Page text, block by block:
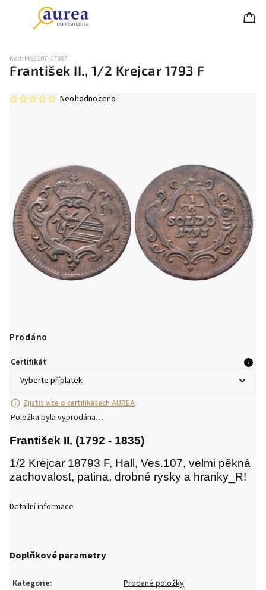
František II., 1/2 Krejcar 1793 F
Kód: M92107-1793F
Neohodnoceno
Prodáno
Certifikát ?
Zjistit více o certifikátech AUREA
Položka byla vyprodána…
František II. (1792 - 1835)
1/2 Krejcar 18793 F, Hall, Ves.107, velmi pěkná
zachovalost, patina, drobné rysky a hranky_R!
Detailní informace
Doplňkové parametry
Kategorie:
Prodané položky